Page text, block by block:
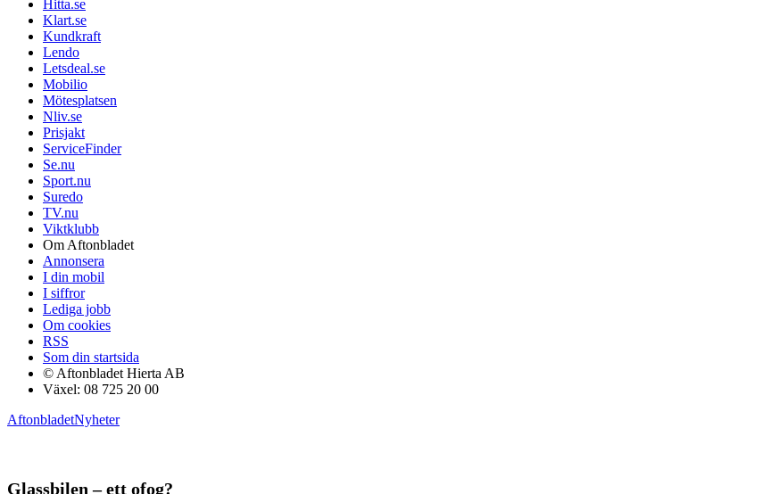
Hitta.se
Klart.se
Kundkraft
Lendo
Letsdeal.se
Mobilio
Mötesplatsen
Nliv.se
Prisjakt
ServiceFinder
Se.nu
Sport.nu
Suredo
TV.nu
Viktklubb
Om Aftonbladet
Annonsera
I din mobil
I siffror
Lediga jobb
Om cookies
RSS
Som din startsida
© Aftonbladet Hierta AB
Växel: 08 725 20 00
AftonbladetNyheter
Glassbilen – ett ofog?